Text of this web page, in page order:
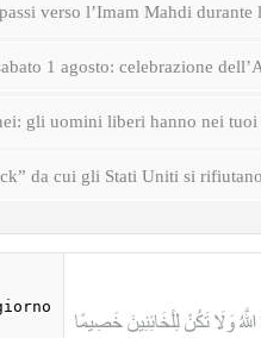
verso l’Imam Mahdi durante
1 agosto: celebrazione
gli uomini liberi hanno nei
da cui gli Stati Uniti si